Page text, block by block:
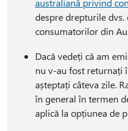
australiană privind
despre drepturile
consumatorilor din
Dacă vedeți că am
nu v-au fost returnați
așteptați câteva zile.
în general în termen
aplică la opțiunea de